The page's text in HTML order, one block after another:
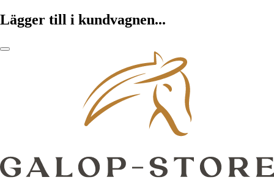
Lägger till i kundvagnen...